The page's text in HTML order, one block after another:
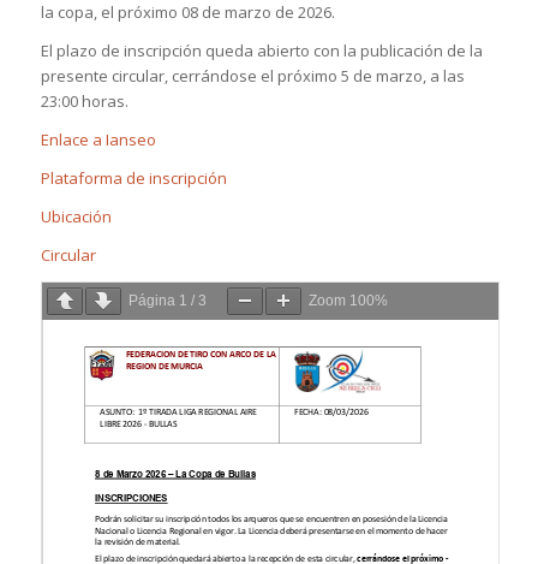
la copa, el próximo 08 de marzo de 2026.
El plazo de inscripción queda abierto con la publicación de la
presente circular, cerrándose el próximo 5 de marzo, a las
23:00 horas.
Enlace a Ianseo
Plataforma de inscripción
Ubicación
Circular
Página 1 / 3 Zoom 100%